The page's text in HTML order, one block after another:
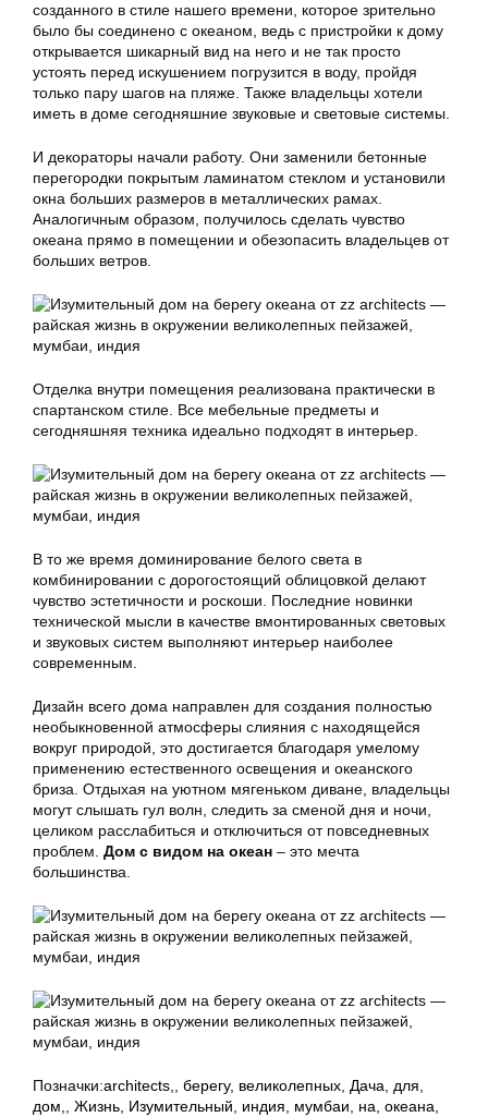
созданного в стиле нашего времени, которое зрительно
было бы соединено с океаном, ведь с пристройки к дому
открывается шикарный вид на него и не так просто
устоять перед искушением погрузится в воду, пройдя
только пару шагов на пляже. Также владельцы хотели
иметь в доме сегодняшние звуковые и световые системы.
И декораторы начали работу. Они заменили бетонные
перегородки покрытым ламинатом стеклом и установили
окна больших размеров в металлических рамах.
Аналогичным образом, получилось сделать чувство
океана прямо в помещении и обезопасить владельцев от
больших ветров.
Отделка внутри помещения реализована практически в
спартанском стиле. Все мебельные предметы и
сегодняшняя техника идеально подходят в интерьер.
В то же время доминирование белого света в
комбинировании с дорогостоящий облицовкой делают
чувство эстетичности и роскоши. Последние новинки
технической мысли в качестве вмонтированных световых
и звуковых систем выполняют интерьер наиболее
современным.
Дизайн всего дома направлен для создания полностью
необыкновенной атмосферы слияния с находящейся
вокруг природой, это достигается благодаря умелому
применению естественного освещения и океанского
бриза. Отдыхая на уютном мягеньком диване, владельцы
могут слышать гул волн, следить за сменой дня и ночи,
целиком расслабиться и отключиться от повседневных
проблем. Дом с видом на океан – это мечта
большинства.
Позначки:architects, берегу, великолепных Дача для
дом,
Жизнь Изумительный индия мумбаи на океана